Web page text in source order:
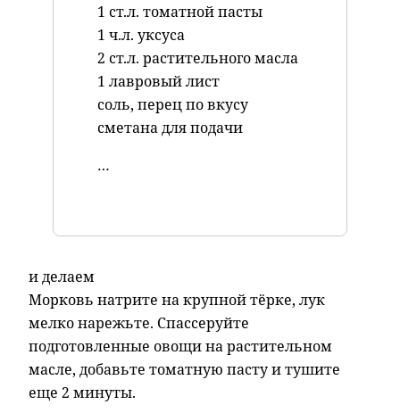
1 ст.л. томатной пасты
1 ч.л. уксуса
2 ст.л. растительного масла
1 лавровый лист
соль, перец по вкусу
сметана для подачи
…
и делаем
Морковь натрите на крупной тёрке, лук
мелко нарежьте. Спассеруйте
подготовленные овощи на растительном
масле, добавьте томатную пасту и тушите
еще 2 минуты.